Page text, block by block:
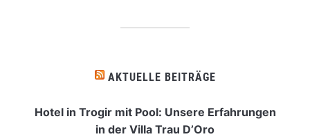
AKTUELLE BEITRÄGE
Hotel in Trogir mit Pool: Unsere Erfahrungen
in der Villa Trau D’Oro